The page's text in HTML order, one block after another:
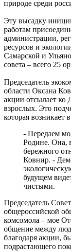
07.08.2026 | 16:10
В новом статусе:
государственного
07.08.2026 | 16:06
В
России Валерий
07.08.2026 | 15:55
Начали борьбу за
области провели
России
07.08.2026 | 15:42
В Самарской
22 августа
07.08.2026 | 15:31
Играют будущие
спорткомплексе
07.08.2026 | 15:27
Аномальную жару
августа
07.08.2026 | 15:02
В Самаре пройдет
природе среди
Эту высадку
работам
администрации,
ресурсов и
Самарской и
совета – всего 25
Председатель
области Оксана
акции отсылает
взрослых. Это
которая возникает
- Передаем
Родине. Она,
бережного
Ковнир. -
будущем
чистыми.
Председатель
общероссийской
комсомола – мое
общение между
благодаря акции,
подрастающего